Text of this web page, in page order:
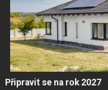
Připravit se na rok 2027